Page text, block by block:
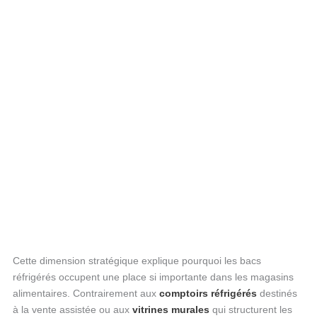
Cette dimension stratégique explique pourquoi les bacs
réfrigérés occupent une place si importante dans les magasins
alimentaires. Contrairement aux comptoirs réfrigérés destinés
à la vente assistée ou aux vitrines murales qui structurent les